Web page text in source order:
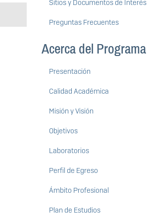
Sitios y Documentos de Interés
Preguntas Frecuentes
Acerca del Programa
Presentación
Calidad Académica
Misión y Visión
Objetivos
Laboratorios
Perfil de Egreso
Ámbito Profesional
Plan de Estudios